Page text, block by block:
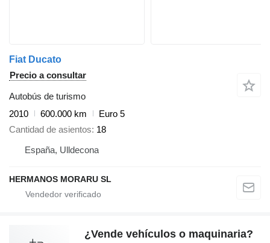
Fiat Ducato
Precio a consultar
Autobús de turismo
2010
600.000 km
Euro 5
Cantidad de asientos 18
España, Ulldecona
HERMANOS MORARU SL
¿Vende vehículos o maquinaria?